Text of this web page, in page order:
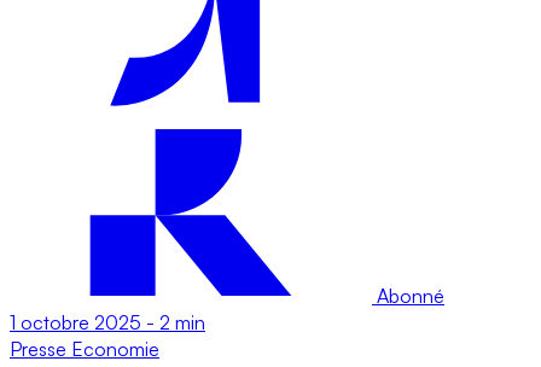
Abonné
1 octobre 2025 - 2 min
Presse Economie